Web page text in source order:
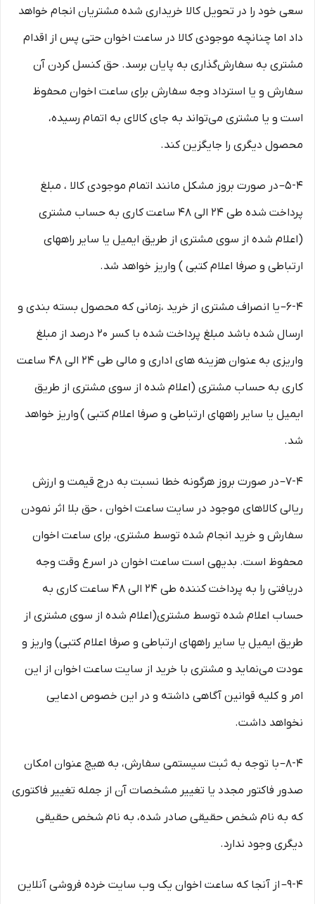
سعی خود را در تحویل کالا خریداری شده مشتریان انجام خواهد
داد اما چنانچه موجودی کالا در ساعت اخوان حتی پس از اقدام
مشتری به سفارش‌‏گذاری به پایان برسد. حق کنسل کردن آن
سفارش و یا استرداد وجه سفارش برای ساعت اخوان محفوظ
است و یا مشتری می‏‌تواند به جای کالای به اتمام رسیده،
محصول دیگری را جایگزین کند.
5-۴– در صورت بروز مشکل مانند اتمام موجودی کالا ، مبلغ
پرداخت شده طی ۲۴ الی ۴۸ ساعت کاری به حساب مشتری
(اعلام شده از سوی مشتری از طریق ایمیل یا سایر راههای
ارتباطی و صرفا اعلام کتبی ) واریز خواهد شد.
6-۴– یا انصراف مشتری از خرید ،زمانی که محصول بسته بندی و
ارسال شده باشد مبلغ پرداخت شده با کسر ۲۰ درصد از مبلغ
واریزی به عنوان هزینه های اداری و مالی طی ۲۴ الی ۴۸ ساعت
کاری به حساب مشتری (اعلام شده از سوی مشتری از طریق
ایمیل یا سایر راههای ارتباطی و صرفا اعلام کتبی ) واریز خواهد
شد.
7-۴– در صورت بروز هرگونه خطا نسبت به درج قیمت و ارزش
ریالی کالاهای موجود در سایت ساعت اخوان ، حق بلا اثر نمودن
سفارش و خرید انجام شده توسط مشتری، برای ساعت اخوان
محفوظ است. بدیهی است ساعت اخوان در اسرع وقت وجه
دریافتی را به پرداخت کننده طی ۲۴ الی ۴۸ ساعت کاری به
حساب اعلام شده توسط مشتری(اعلام شده از سوی مشتری از
طریق ایمیل یا سایر راههای ارتباطی و صرفا اعلام کتبی) واریز و
عودت می‌نماید و مشتری با خرید از سایت ساعت اخوان از این
امر و کلیه قوانین آگاهی داشته و در این خصوص ادعایی
نخواهد داشت.
8-۴– با توجه به ثبت سیستمی سفارش، به هیچ عنوان امکان
صدور فاکتور مجدد یا تغییر مشخصات آن از جمله تغییر فاکتوری
که به نام شخص حقیقی صادر شده، به نام شخص حقیقی
دیگری وجود ندارد.
9-۴– از آنجا که ساعت اخوان یک وب ‌سایت خرده‌ فروشی آنلاین